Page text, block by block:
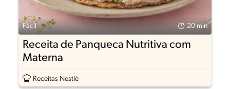
Fácil 20 min
Receita de Panqueca Nutritiva com
Materna
Receitas Nestlé